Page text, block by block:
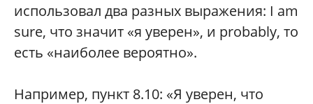
использовал два разных выражения: I am
sure, что значит «я уверен», и probably, то
есть «наиболее вероятно».
Например, пункт 8.10: «Я уверен, что